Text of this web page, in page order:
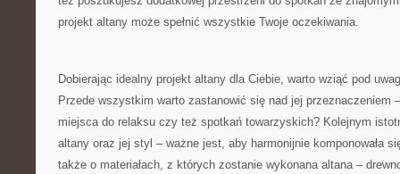
projekt altany może spełnić wszystkie Twoje oczekiwania.
Dobierając‌ idealny projekt altany dla Ciebie, warto⁣ wziąć pod
Przede wszystkim warto ‍zastanowić się⁢ nad jej przeznaczeniem
miejsca do relaksu czy też spotkań towarzyskich? Kolejnym
altany oraz jej styl – ważne⁤ jest, aby ‍harmonijnie komponowała
także o materiałach, z ⁤których ​zostanie wykonana ​altana –